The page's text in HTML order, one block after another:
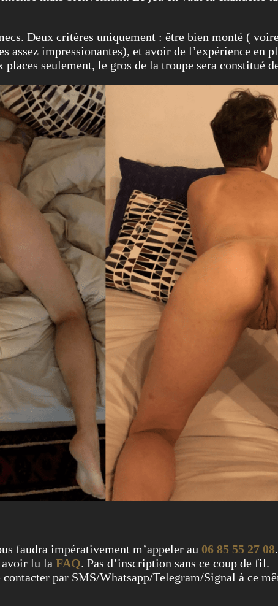
Deux critères uniquement : être bien monté (
assez impressionantes), et avoir de l’expérience en
places seulement, le gros de la troupe sera constitué
faudra impérativement m’appeler au 06 85 55 27 08
avoir lu la FAQ. Pas d’inscription sans ce coup de fil.
par SMS/Whatsapp/Telegram/Signal à ce